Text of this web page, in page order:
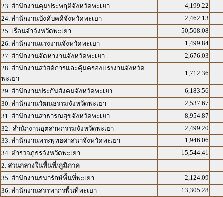
23. สำนักงานคุมประพฤติจังหวัดพะเยา
4,199.22
24. สำนักงานบังคับคดีจังหวัดพะเยา
2,462.13
25. เรือนจำจังหวัดพะเยา
50,508.08
26. สำนักงานแรงงานจังหวัดพะเยา
1,499.84
27. สำนักงานจัดหางานจังหวัดพะเยา
2,676.03
28. สำนักงานสวัสดิการและคุ้มครองแรงงานจังหวัด
พะเยา
1,712.36
29. สำนักงานประกันสังคมจังหวัดพะเยา
6,183.56
30. สำนักงานวัฒนธรรมจังหวัดพะเยา
2,537.67
31. สำนักงานสาธารณสุขจังหวัดพะเยา
8,954.87
32. สำนักงานอุตสาหกรรมจังหวัดพะเยา
2,499.20
33. สำนักงานพระพุทธศาสนาจังหวัดพะเยา
1,946.06
34. ตำรวจภูธรจังหวัดพะเยา
15,544.41
2. ส่วนกลางในพื้นที่/ภูมิภาค
35. สำนักงานธนารักษ์พื้นที่พะเยา
2,124.09
36. สำนักงานสรรพากรพื้นที่พะเยา
13,305.28